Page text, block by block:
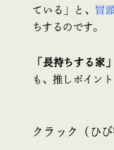
ている」と、 冒
ちするのです。
「長持ちする家
も、推しポイン
クラック（ひ